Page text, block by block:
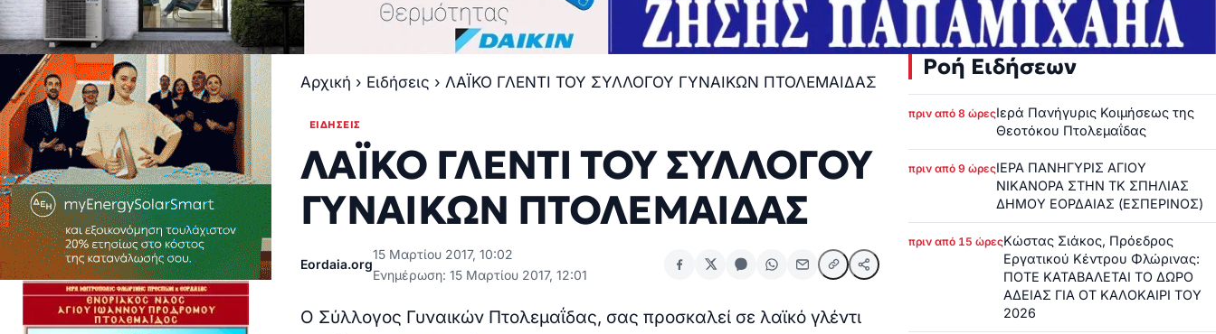
Αρχική › Ειδήσεις › ΛΑΪΚΟ ΓΛΕΝΤΙ ΤΟΥ ΣΥΛΛΟΓΟΥ ΓΥΝΑΙΚΩΝ ΠΤΟΛΕΜΑΙΔΑΣ
ΕΙΔΉΣΕΙΣ
ΛΑΪΚΟ ΓΛΕΝΤΙ ΤΟΥ ΣΥΛΛΟΓΟΥ
ΓΥΝΑΙΚΩΝ ΠΤΟΛΕΜΑΙΔΑΣ
Eordaia.org
15 Μαρτίου 2017, 10:02
Ενημέρωση: 15 Μαρτίου 2017, 12:01
Ο Σύλλογος Γυναικών Πτολεμαΐδας, σας προσκαλεί σε λαϊκό γλέντι
Ροή Ειδήσεων
πριν από 8 ώρεςΙερά Πανήγυρις Κοιμήσεως της
Θεοτόκου Πτολεμαΐδας
πριν από 9 ώρεςΙΕΡΑ ΠΑΝΗΓΥΡΙΣ ΑΓΙΟΥ
ΝΙΚΑΝΟΡΑ ΣΤΗΝ ΤΚ ΣΠΗΛΙΑΣ
ΔΗΜΟΥ ΕΟΡΔΑΙΑΣ (ΕΣΠΕΡΙΝΟΣ)
πριν από 15 ώρεςΚώστας Σιάκος, Πρόεδρος
Εργατικού Κέντρου Φλώρινας:
ΠΟΤΕ ΚΑΤΑΒΑΛΕΤΑΙ ΤΟ ΔΩΡΟ
ΑΔΕΙΑΣ ΓΙΑ ΟΤ ΚΑΛΟΚΑΙΡΙ ΤΟΥ
2026